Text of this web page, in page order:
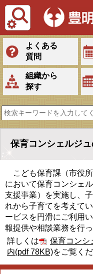
Tiếng Việt
よくある
質問
組織から
探す
保育コンシェルジ
こども保育課（市役
において保育コンシェ
支援事業）を実施し、
れから子育てを考えて
ービスを円滑にご利用
報提供や相談業務を行っ
詳しくは
保育コンシ
内(pdf 78KB)をご覧くだ